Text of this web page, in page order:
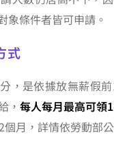
象條件者皆可申請。
式
，是依據放無薪假
，每人每月最高可領
月，詳情依勞動部